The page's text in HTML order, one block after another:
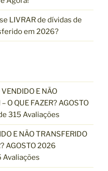
LIVRAR de dívidas de
em 2026?
E NÃO
O QUE FAZER? AGOSTO
315 Avaliações
E NÃO TRANSFERIDO
AGOSTO 2026
Avaliações